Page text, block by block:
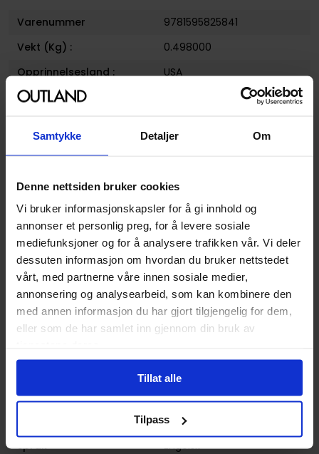
Samtykke Detaljer Om
Denne nettsiden bruker cookies
Vi bruker informasjonskapsler for å gi innhold og
annonser et personlig preg, for å levere sosiale
mediefunksjoner og for å analysere trafikken vår. Vi deler
dessuten informasjon om hvordan du bruker nettstedet
vårt, med partnerne våre innen sosiale medier,
annonsering og analysearbeid, som kan kombinere den
med annen informasjon du har gjort tilgjengelig for dem,
eller som de har samlet inn gjennom din bruk av
Tillat alle
Tilpass
Varenummer
9781595825841
Vekt (Kg) :
0.498000
Opprinnelsesland :
USA
Format
Sjanger
Fantasy
Illustratør
John Buscema,Gary
Kwapisz
Antall Sider
224
Utgiver
Dark Horse Comics
Lanseringsdato
(dd.mm.yyyy)
14.12.2010
Voksen
Illustrasjoner
1 Illustrations
Paperback
Språk
Engelsk